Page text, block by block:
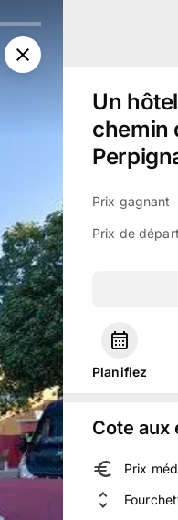
Un
chemin
Prix gagnant
Prix de départ
Planifiez
Cote aux
Prix